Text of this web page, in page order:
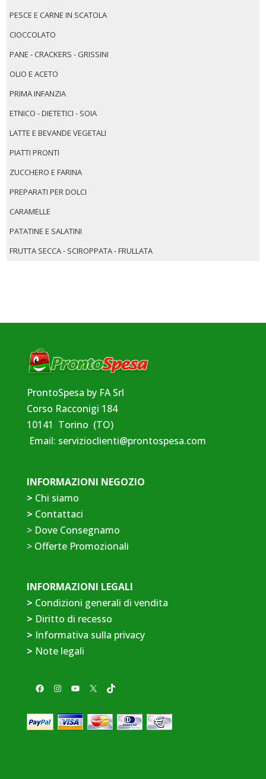
PESCE E CARNE IN SCATOLA
CIOCCOLATO
PANE - CRACKERS - GRISSINI
OLIO E ACETO
PRIMA INFANZIA
ETNICO - DIETETICI - SOIA
LATTE E BEVANDE VEGETALI
PIATTI PRONTI
ZUCCHERO E FARINA
PREPARATI PER DOLCI
CARAMELLE
PATATINE E SALATINI
FRUTTA SECCA - SCIROPPATA - FRULLATA
ProntoSpesa by FA Srl
Corso Racconigi 184
10141 Torino (TO)
Email: servizioclienti@prontospesa.com
INFORMAZIONI NEGOZIO
> Chi siamo
> Contattaci
> Dove Consegnamo
>Offerte Promozionali
INFORMAZIONI LEGALI
> Condizioni generali di vendita
> Diritto di recesso
> Informativa sulla privacy
> Note legali
Facebook
Instagram
YouTube
X TikTok